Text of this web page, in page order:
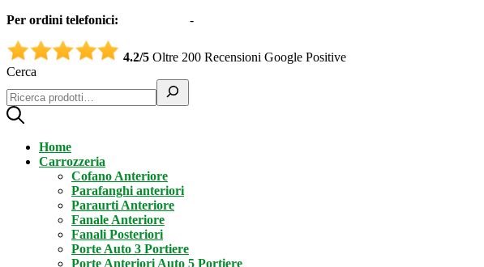
Per ordini telefonici: -
4.2/5 Oltre 200 Recensioni Google Positive
Cerca
Home
Carrozzeria
Cofano Anteriore
Parafanghi anteriori
Paraurti Anteriore
Fanale Anteriore
Fanali Posteriori
Porte Auto 3 Portiere
Porte Anteriori Auto 5 Portiere